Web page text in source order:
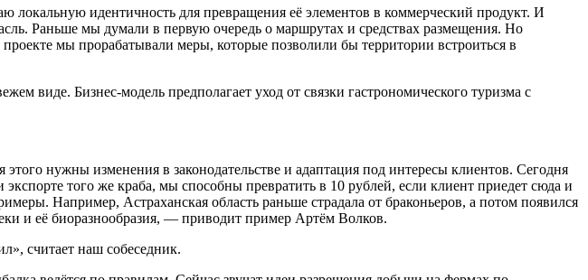
идентичность для превращения её элементов в коммерческий продукт. И
Раньше мы думали в первую очередь о маршрутах и средствах размещения. Но
мы прорабатывали меры, которые позволили бы территории встроиться в
виде. Бизнес-модель предполагает уход от связки гастрономического туризма с
нужны изменения в законодательстве и адаптация под интересы клиентов. Сегодня
того же краба, мы способны превратить в 10 рублей, если клиент приедет сюда и
Например, Астраханская область раньше страдала от браконьеров, а потом появился
и её биоразнообразия, — приводит пример Артём Волков.
считает наш собеседник.